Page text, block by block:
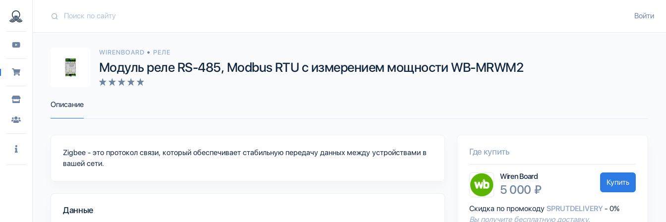
Войти
WIRENBOARD • РЕЛЕ
Модуль реле RS-485, Modbus RTU c измерением мощности WB-MRWM2
Описание
Zigbee - это протокол связи, который обеспечивает стабильную передачу данных между устройствами в
вашей сети.
Данные
Где купить
Wiren Board
5 000 ₽ Купить
Скидка по промокоду SPRUTDELIVERY - 0%
Вы получите бесплатную доставку.